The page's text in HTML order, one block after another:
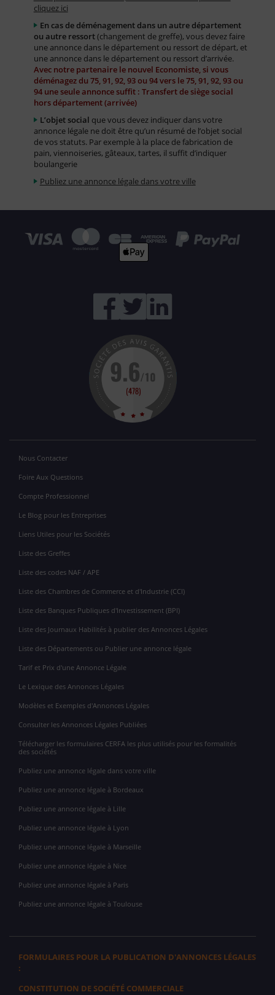
cliquez ici
En cas de déménagement dans un autre département
ou autre ressort(changement de greffe), vous devez faire
une annonce dans le département ou ressort de départ, et
une annonce dans le département ou ressort d’arrivée.
Avec notre partenaire le nouvel Economiste, si vous
déménagez du 75, 91, 92, 93 ou 94 vers le 75, 91, 92, 93 ou
94 une seule annonce suffit : Transfert de siège social
hors département (arrivée)
L’objet social que vous devez indiquer dans votre
annonce légale ne doit être qu’un résumé de l’objet social
de vos statuts. Par exemple à la place de fabrication de
pain, viennoiseries, gâteaux, tartes, il suffit d’indiquer
boulangerie
Publiez une annonce légale dans votre ville
Nous Contacter
Foire Aux Questions
Compte Professionnel
Le Blog pour les Entreprises
Liens Utiles pour les Sociétés
Liste des Greffes
Liste des codes NAF / APE
Liste des Chambres de Commerce et d'Industrie (CCI)
Liste des Banques Publiques d'Investissement (BPI)
Liste des Journaux Habilités à publier des Annonces Légales
Liste des Départements ou Publier une annonce légale
Tarif et Prix d'une Annonce Légale
Le Lexique des Annonces Légales
Modèles et Exemples d'Annonces Légales
Consulter les Annonces Légales Publiées
Télécharger les formulaires CERFA les plus utilisés pour les formalités
des sociétés
Publiez une annonce légale dans votre ville
Publiez une annonce légale à Bordeaux
Publiez une annonce légale à Lille
Publiez une annonce légale à Lyon
Publiez une annonce légale à Marseille
Publiez une annonce légale à Nice
Publiez une annonce légale à Paris
Publiez une annonce légale à Toulouse
FORMULAIRES POUR LA PUBLICATION D'ANNONCES LÉGALES
:
CONSTITUTION DE SOCIÉTÉ COMMERCIALE